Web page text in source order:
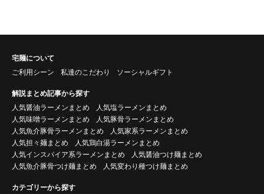
宅麺について
ご利用シーン
私達のこだわり ソーシャルギフト
解説まとめ記事から探す
人気醤油ラーメンまとめ
人気塩ラーメンまとめ
人気味噌ラーメンまとめ
人気豚骨ラーメンまとめ
人気魚介豚骨ラーメンまとめ
人気家系ラーメンまとめ
人気担々麺まとめ
人気鶏白湯ラーメンまとめ
人気インスパイア系ラーメンまとめ
人気醤油つけ麺まとめ
人気魚介豚骨つけ麺まとめ
人気変わり種つけ麺まとめ
カテゴリーから探す